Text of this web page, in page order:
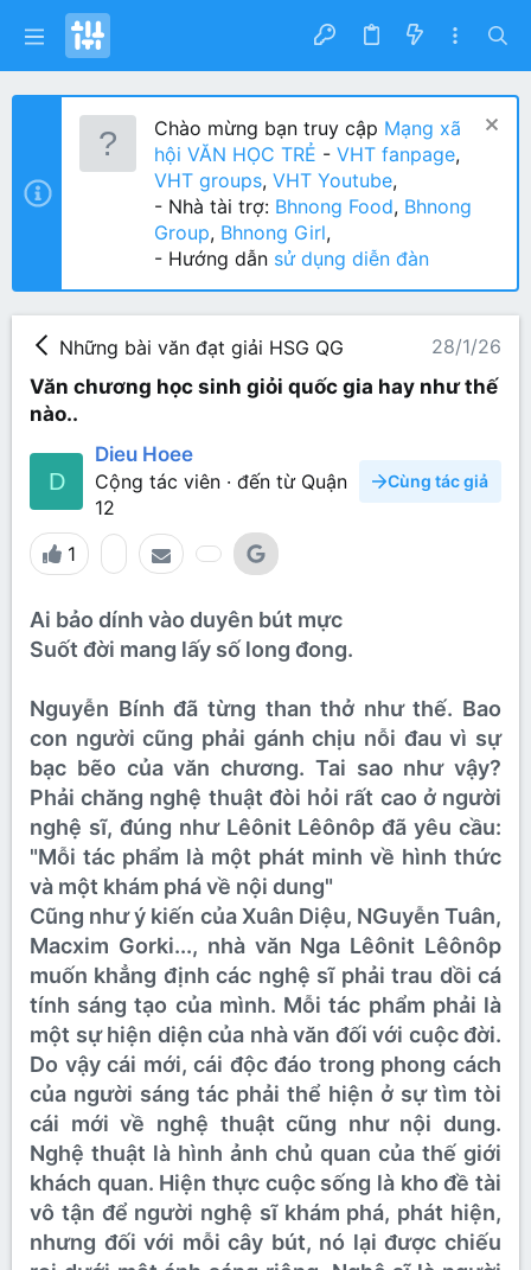
Chào mừng bạn truy cập Mạng xã
hội VĂN HỌC TRẺ - VHT fanpage,
VHT groups, VHT Youtube,
- Nhà tài trợ: Bhnong Food, Bhnong
Group, Bhnong Girl,
- Hướng dẫn sử dụng diễn đàn
Những bài văn đạt giải HSG QG
28/1/26
Văn chương học sinh giỏi quốc gia hay như thế
nào..
D
Dieu Hoee
Cộng tác viên · đến từ Quận
12
Cùng tác giả
1
Ai bảo dính vào duyên bút mực
Suốt đời mang lấy số long đong.
Nguyễn Bính đã từng than thở như thế. Bao
con người cũng phải gánh chịu nỗi đau vì sự
bạc bẽo của văn chương. Tai sao như vậy?
Phải chăng nghệ thuật đòi hỏi rất cao ở người
nghệ sĩ, đúng như Lêônit Lêônôp đã yêu cầu:
"Mỗi tác phẩm là một phát minh về hình thức
và một khám phá về nội dung"
Cũng như ý kiến của Xuân Diệu, NGuyễn Tuân,
Macxim Gorki..., nhà văn Nga Lêônit Lêônôp
muốn khẳng định các nghệ sĩ phải trau dồi cá
tính sáng tạo của mình. Mỗi tác phẩm phải là
một sự hiện diện của nhà văn đối với cuộc đời.
Do vậy cái mới, cái độc đáo trong phong cách
của người sáng tác phải thể hiện ở sự tìm tòi
cái mới về nghệ thuật cũng như nội dung.
Nghệ thuật là hình ảnh chủ quan của thế giới
khách quan. Hiện thực cuộc sống là kho đề tài
vô tận để người nghệ sĩ khám phá, phát hiện,
nhưng đối với mỗi cây bút, nó lại được chiếu